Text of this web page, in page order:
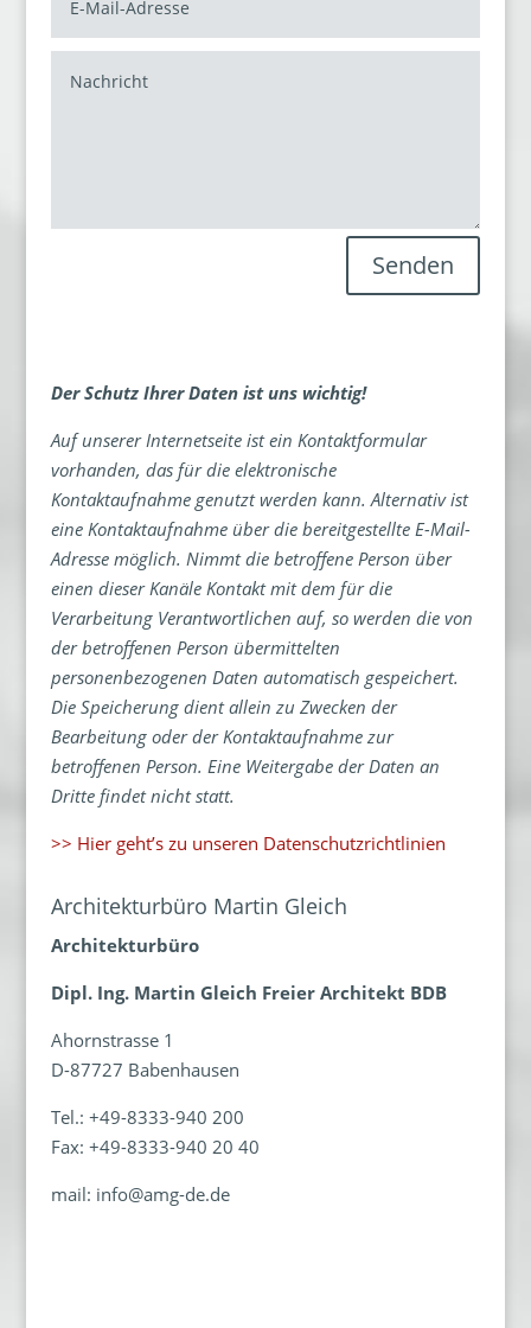
Senden
Der Schutz Ihrer Daten ist uns wichtig!
Auf unserer Internetseite ist ein Kontaktformular
vorhanden, das für die elektronische
Kontaktaufnahme genutzt werden kann. Alternativ ist
eine Kontaktaufnahme über die bereitgestellte E-Mail-
Adresse möglich. Nimmt die betroffene Person über
einen dieser Kanäle Kontakt mit dem für die
Verarbeitung Verantwortlichen auf, so werden die von
der betroffenen Person übermittelten
personenbezogenen Daten automatisch gespeichert.
Die Speicherung dient allein zu Zwecken der
Bearbeitung oder der Kontaktaufnahme zur
betroffenen Person. Eine Weitergabe der Daten an
Dritte findet nicht statt.
>> Hier geht’s zu unseren Datenschutzrichtlinien
Architekturbüro Martin Gleich
Architekturbüro
Dipl. Ing. Martin Gleich Freier Architekt BDB
Ahornstrasse 1
D-87727 Babenhausen
Tel.: +49-8333-940 200
Fax: +49-8333-940 20 40
mail: info@amg-de.de